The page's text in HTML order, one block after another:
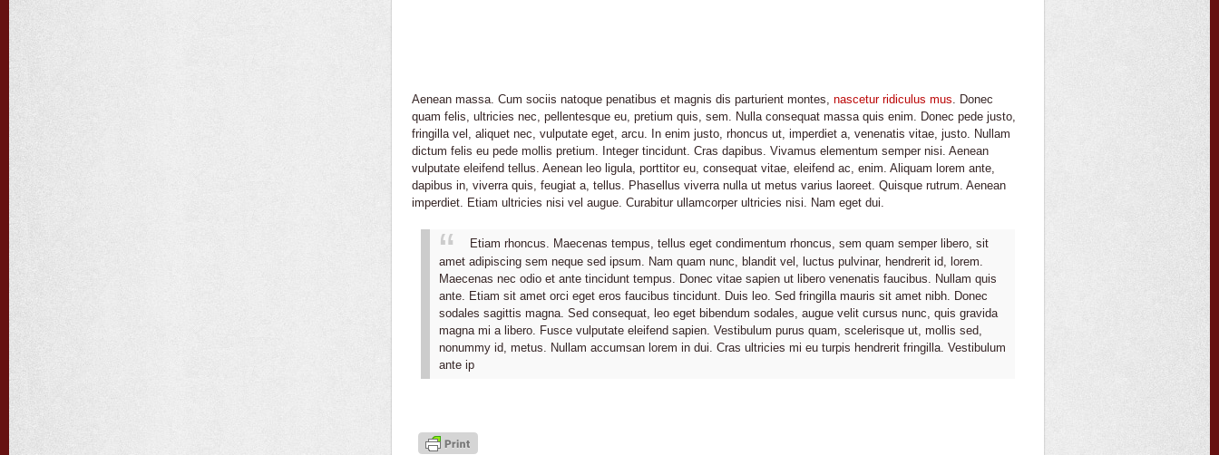
Aenean massa. Cum sociis natoque penatibus et magnis dis parturient montes,nascetur ridiculus mus . Donec
quam felis, ultricies nec, pellentesque eu, pretium quis, sem. Nulla consequat massa quis enim. Donec pede justo,
fringilla vel, aliquet nec, vulputate eget, arcu. In enim justo, rhoncus ut, imperdiet a, venenatis vitae, justo. Nullam
dictum felis eu pede mollis pretium. Integer tincidunt. Cras dapibus. Vivamus elementum semper nisi. Aenean
vulputate eleifend tellus. Aenean leo ligula, porttitor eu, consequat vitae, eleifend ac, enim. Aliquam lorem ante,
dapibus in, viverra quis, feugiat a, tellus. Phasellus viverra nulla ut metus varius laoreet. Quisque rutrum. Aenean
imperdiet. Etiam ultricies nisi vel augue. Curabitur ullamcorper ultricies nisi. Nam eget dui.
Etiam rhoncus. Maecenas tempus, tellus eget condimentum rhoncus, sem quam semper libero, sit
amet adipiscing sem neque sed ipsum. Nam quam nunc, blandit vel, luctus pulvinar, hendrerit id, lorem.
Maecenas nec odio et ante tincidunt tempus. Donec vitae sapien ut libero venenatis faucibus. Nullam quis
ante. Etiam sit amet orci eget eros faucibus tincidunt. Duis leo. Sed fringilla mauris sit amet nibh. Donec
sodales sagittis magna. Sed consequat, leo eget bibendum sodales, augue velit cursus nunc, quis gravida
magna mi a libero. Fusce vulputate eleifend sapien. Vestibulum purus quam, scelerisque ut, mollis sed,
nonummy id, metus. Nullam accumsan lorem in dui. Cras ultricies mi eu turpis hendrerit fringilla. Vestibulum
ante ip